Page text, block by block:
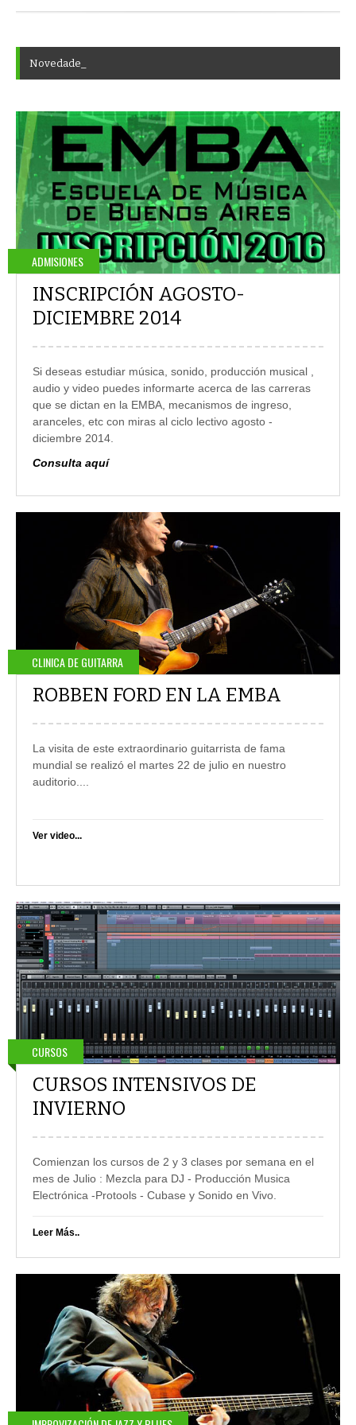
Novedade
ADMISIONES
INSCRIPCIÓN AGOSTO-
DICIEMBRE 2014
Si deseas estudiar música, sonido, producción musical ,
audio y video puedes informarte acerca de las carreras
que se dictan en la EMBA, mecanismos de ingreso,
aranceles, etc con miras al ciclo lectivo agosto -
diciembre 2014.
Consulta aquí
CLINICA DE GUITARRA
ROBBEN FORD EN LA EMBA
La visita de este extraordinario guitarrista de fama
mundial se realizó el martes 22 de julio en nuestro
auditorio....
Ver video...
CURSOS
CURSOS INTENSIVOS DE
INVIERNO
Comienzan los cursos de 2 y 3 clases por semana en el
mes de Julio : Mezcla para DJ - Producción Musica
Electrónica -Protools - Cubase y Sonido en Vivo.
Leer Más..